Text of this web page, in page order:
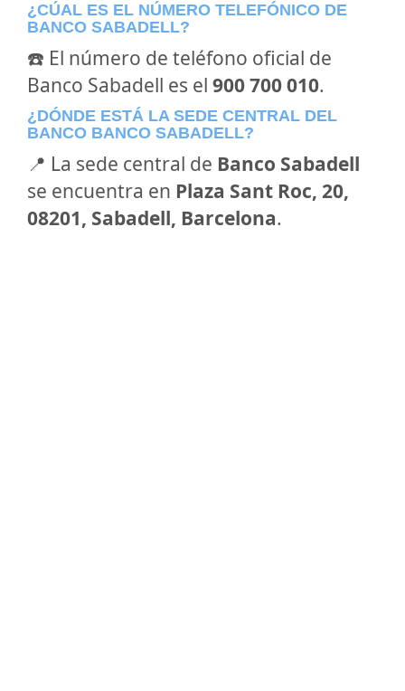
¿CÚAL ES EL NÚMERO TELEFÓNICO DE
BANCO SABADELL?
☎️ El número de teléfono oficial de
Banco Sabadell es el 900 700 010.
¿DÓNDE ESTÁ LA SEDE CENTRAL DEL
BANCO BANCO SABADELL?
📍 La sede central de Banco Sabadell
se encuentra en Plaza Sant Roc, 20,
08201, Sabadell, Barcelona.